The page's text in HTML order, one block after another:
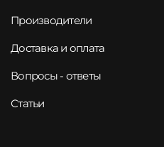
Производители
Доставка и оплата
Вопросы - ответы
Статьи